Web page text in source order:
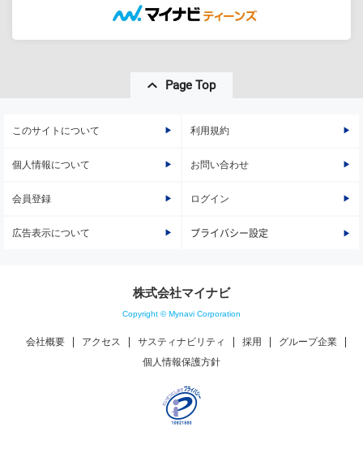
Page Top
このサイトについて 利用規約
個人情報について お問い合わせ
会員登録 ログイン
広告表示について プライバシー設定
株式会社マイナビ
Copyright © Mynavi Corporation
会社概要 アクセス サスティナビリティ 採用
グループ企業
個人情報保護方針